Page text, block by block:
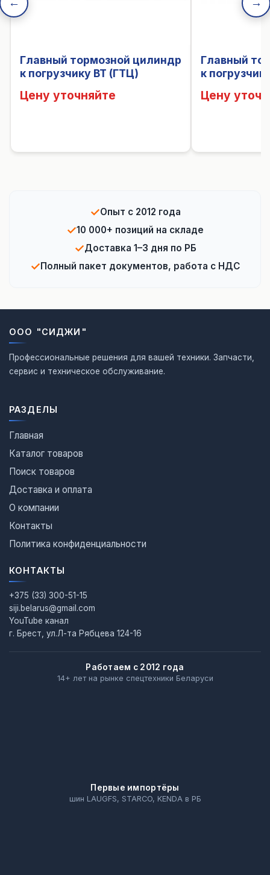
←
Главный тормозной цилиндр
к погрузчику BT (ГТЦ)
Цену уточняйте
Главный
к
Цену
→
✓Опыт с 2012 года
✓10 000+ позиций на складе
✓Доставка 1–3 дня по РБ
✓Полный пакет документов, работа с НДС
ООО "СИДЖИ"
Профессиональные решения для вашей техники. Запчасти,
сервис и техническое обслуживание.
РАЗДЕЛЫ
Главная
Каталог товаров
Поиск товаров
Доставка и оплата
О компании
Контакты
Политика конфиденциальности
КОНТАКТЫ
+375 (33) 300-51-15
siji.belarus@gmail.com
YouTube канал
г. Брест, ул.Л-та Рябцева 124-16
Работаем с 2012 года
14+ лет на рынке спецтехники Беларуси
Первые импортёры
шин LAUGFS, STARCO, KENDA в РБ